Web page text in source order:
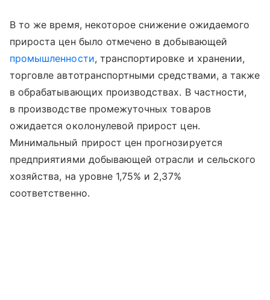
В то же время, некоторое снижение ожидаемого
прироста цен было отмечено в добывающей
промышленности, транспортировке и хранении,
торговле автотранспортными средствами, а также
в обрабатывающих производствах. В частности,
в производстве промежуточных товаров
ожидается околонулевой прирост цен.
Минимальный прирост цен прогнозируется
предприятиями добывающей отрасли и сельского
хозяйства, на уровне 1,75% и 2,37%
соответственно.